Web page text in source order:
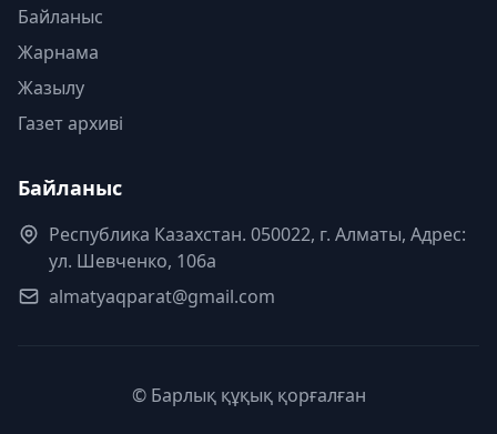
Байланыс
Жарнама
Жазылу
Газет архиві
Байланыс
Республика Казахстан. 050022, г. Алматы, Адрес:
ул. Шевченко, 106а
almatyaqparat@gmail.com
© Барлық құқық қорғалған